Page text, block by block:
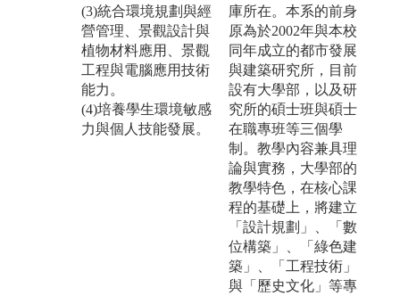
(3)統合環境規劃與經
營管理、景觀設計與
植物材料應用、景觀
工程與電腦應用技術
能力。
(4)培養學生環境敏感
力與個人技能發展。
庫所在。本系的前身
原為於2002年與本校
同年成立的都市發展
與建築研究所，目前
設有大學部，以及研
究所的碩士班與碩士
在職專班等三個學
制。教學內容兼具理
論與實務，大學部的
教學特色，在核心課
程的基礎上，將建立
「設計規劃」、「數
位構築」、「綠色建
築」、「工程技術」
與「歷史文化」等專